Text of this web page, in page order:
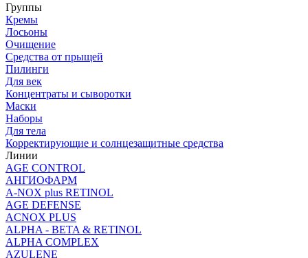
Группы
Кремы
Лосьоны
Очищение
Средства от прыщей
Пилинги
Для век
Концентраты и сыворотки
Маски
Наборы
Для тела
Корректирующие и солнцезащитные средства
Линии
AGE CONTROL
АНГИОФАРМ
A-NOX plus RETINOL
AGE DEFENSE
ACNOX PLUS
ALPHA - BETA & RETINOL
ALPHA COMPLEX
AZULENE